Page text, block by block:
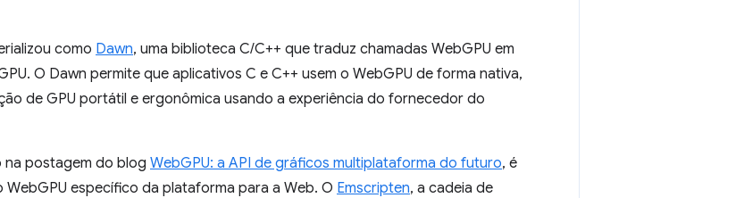
como Dawn, uma biblioteca C/C++ que traduz chamadas WebGPU em
O Dawn permite que aplicativos C e C++ usem o WebGPU de forma nativa,
de GPU portátil e ergonômica usando a experiência do fornecedor do
postagem do blog WebGPU: a API de gráficos multiplataforma do futuro, é
WebGPU específico da plataforma para a Web. O Emscripten, a cadeia de